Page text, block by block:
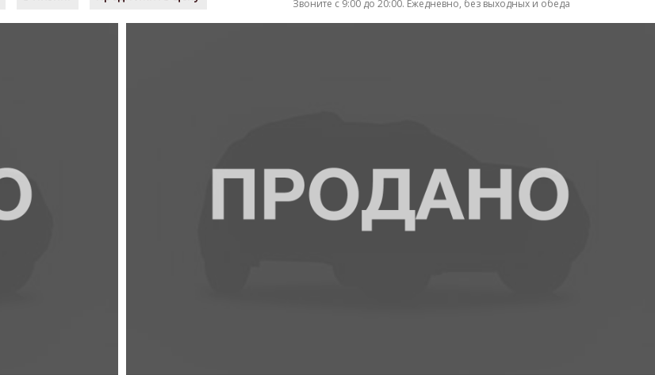
Звоните с 9:00 до 20:00. Ежедневно, без выходных и обеда